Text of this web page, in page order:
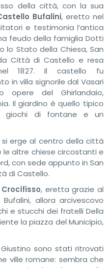
della città, con la sua
Bufalini, eretto nel
e testimonia l’antica
feudo della famiglia Dotti
lo Stato della Chiesa, San
Città di Castello e resa
1827. Il castello fu
in villa signorile dal Vasari
del Ghirlandaio,
Il giardino è quello tipico
giochi di fontane e un
si erge al centro della città
altre chiese circostanti e
con sede appunto in San
di Castello.
, eretta grazie al
allora arcivescovo
e stucchi dei fratelli Della
la piazza del Municipio,
sono stati ritrovati
ville romane: sembra che